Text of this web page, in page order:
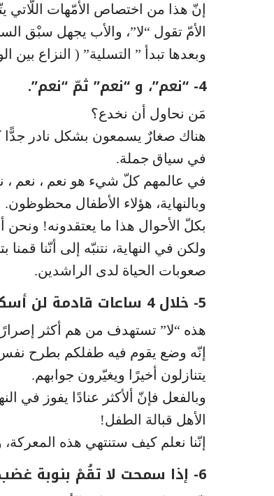
إنّ هذا من اختصاص الأمّهات اللّاتي
الأمّ تقول “لا”، والأب يجهل سبْق
وبعدها تبدأ ” التسلية” ( النزاع بين
4- “نعم”، و “نعم” ثمّ “نعم”.
مَن نحاول أن نخدع؟
هناك صغارٌ يسمعون بشكل نادر جدًّا
في سياق جملة.
في عالمهم كلّ شيء هو نعم ، نعم ،
وبالنهاية، هؤلاء الأطفال محظوظون.
بكلّ الأحوال هذا ما يعتقدونه! ونحن
ولكن في النهاية، نتنبّه إلى أنّنا
صعوبات الحياة لدى الراشدين.
5- خلال 4 ساعات قادمة لن أسكت عن إتعابكم كلّ 15 دقيقة
هذه “لا” تستهدف من هم أكثر
إنّه وضع يقوم فيه طفلكم بطرح نفس
يتنازلون أخيرًا ويغيّرون جوابهم.
وبالفعل فإنّ ألأكثر عنادًا يفوز في
الأهل قبالة الطفل!
إنّنا نعلم كيف ستنتهي هذه
6- إذا سمحت لا تقُمْ بنوبة غضب في مكان عام